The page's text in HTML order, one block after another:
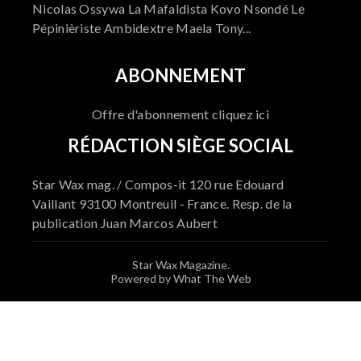
Nicolas Ossywa La Mafaldista Kovo Nsondé Le
Pépinièriste Ambidextre Maela Tony...
ABONNEMENT
Offre d'abonnement cliquez ici
RÉDACTION SIÈGE SOCIAL
Star Wax mag. / Compos-it 120 rue Edouard
Vaillant 93100 Montreuil - France. Resp. de la
publication Juan Marcos Aubert
Star Wax Magazine.
Powered by What The Web